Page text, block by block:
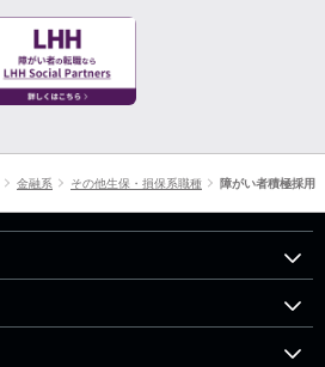
金融系 その他生保・損保系職種 障がい者積極採用